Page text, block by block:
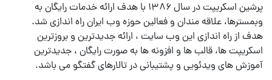
پرشین اسکریپت در سال ۱۳۸۶ با هدف ارائه خدمات رایگان به
وبمسترها، علاقه مندان و فعالین حوزه وب ایران راه اندازی شد.
هدف از راه اندازی این وب سایت ، ارائه جدیدترین و بروزترین
اسکریپت ها، قالب ها و افزونه ها به صورت رایگان ، جدیدترین
آموزش های ویدئویی و پشتیبانی در تالارهای گفتگو می باشد.